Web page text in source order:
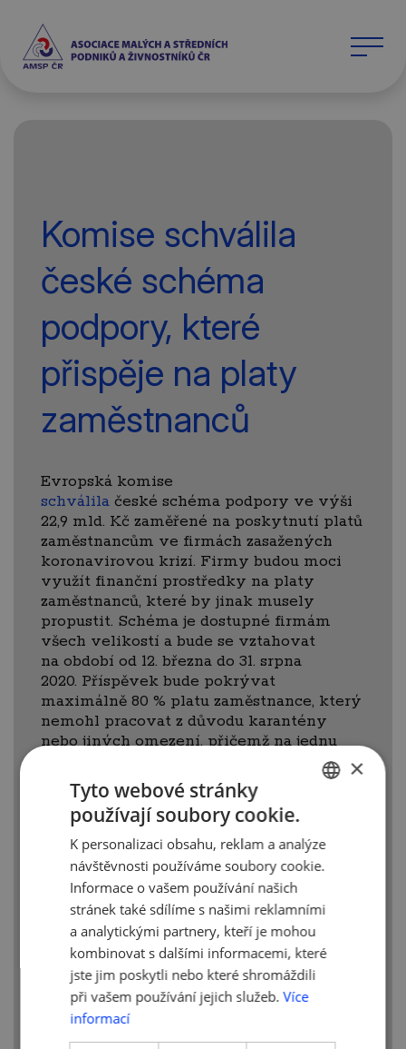
Komise schválila
české schéma
podpory, které
přispěje na platy
zaměstnanců
Evropská komise
schválila české schéma podpory ve výši
22,9 mld. Kč zaměřené na poskytnutí platů
zaměstnancům ve firmách zasažených
koronavirovou krizí. Firmy budou moci
využít finanční prostředky na platy
zaměstnanců, které by jinak musely
propustit. Schéma je dostupné firmám
všech velikostí a bude se vztahovat
na období od 12. března do 31. srpna
2020. Příspěvek bude pokrývat
maximálně 80 % platu zaměstnance, který
nemohl pracovat z důvodu karantény
nebo jiných omezení, přičemž na jednu
příspěvek ve výši 39 000 Kč za měsíc
včetně příspěvků na sociální a zdravotní
pojištění. U firem, které byly jinak
negativně ovlivněny (např. poklesem
poptávky), bude činit příspěvek
maximálně 29 000 Kč za měsíc.
Více informací naleznete zde:
https://cebre.cz/aktuality/dane-finance-
podpora-eu/komise-schvalila-schema-
podpory-ktere-prispeje-na-platy-
zamestnancu
Zdroj:CEBRE
ENGLISH
×
Tyto webové stránky
používají soubory cookie.
K personalizaci obsahu, reklam a analýze
návštěvnosti používáme soubory cookie.
Informace o vašem používání našich
stránek také sdílíme s našimi reklamními
a analytickými partnery, kteří je mohou
kombinovat s dalšími informacemi, které
jste jim poskytli nebo které shromáždili
při vašem používání jejich služeb. Více
informací